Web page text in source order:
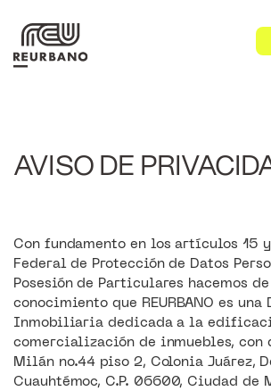
AVISO DE
Con fundamento en los artículos 15
Federal de Protección de Datos
Posesión de Particulares hacemos de
conocimiento que REURBANO es
Inmobiliaria dedicada a la
comercialización de inmuebles,
Milán no.44 piso 2, Colonia Juárez,
Cuauhtémoc, C.P. 06600, Ciudad de